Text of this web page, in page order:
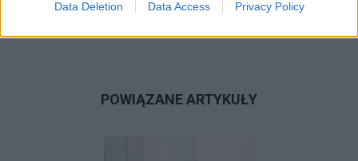
Data Deletion Data Access Privacy Policy
POWIĄZANE ARTYKUŁY